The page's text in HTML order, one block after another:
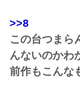
>>8
この台つまら
んないのかわ
前作もこんな